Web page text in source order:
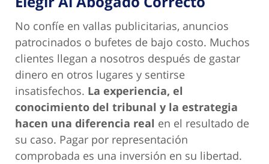
No confíe en vallas publicitarias, anuncios
patrocinados o bufetes de bajo costo. Muchos
clientes llegan a nosotros después de gastar
dinero en otros lugares y sentirse
insatisfechos. La experiencia, el
conocimiento del tribunal y la estrategia
hacen una diferencia real en el resultado de
su caso. Pagar por representación
comprobada es una inversión en su libertad.